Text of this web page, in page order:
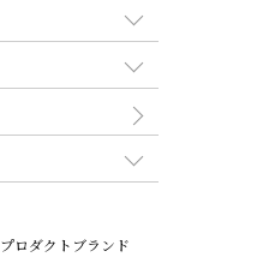
プロダクトブランド